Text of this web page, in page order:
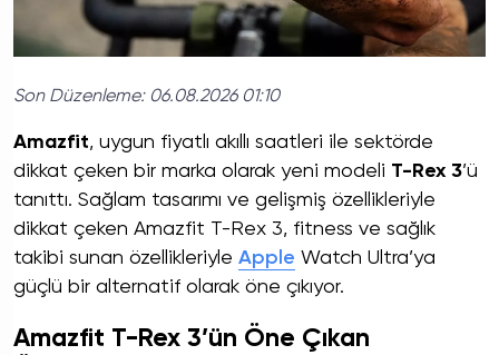
Son Düzenleme: 06.08.2026 01:10
Amazfit, uygun fiyatlı akıllı saatleri ile sektörde
dikkat çeken bir marka olarak yeni modeli T-Rex 3’ü
tanıttı. Sağlam tasarımı ve gelişmiş özellikleriyle
dikkat çeken Amazfit T-Rex 3, fitness ve sağlık
takibi sunan özellikleriyle Apple Watch Ultra’ya
güçlü bir alternatif olarak öne çıkıyor.
Amazfit T-Rex 3’ün Öne Çıkan